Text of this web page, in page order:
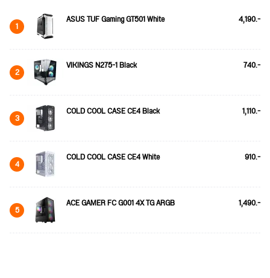
1 ASUS TUF Gaming GT501 White 4,190.-
2 VIKINGS N275-1 Black 740.-
3 COLD COOL CASE CE4 Black 1,110.-
4 COLD COOL CASE CE4 White 910.-
5 ACE GAMER FC G001 4X TG ARGB 1,490.-